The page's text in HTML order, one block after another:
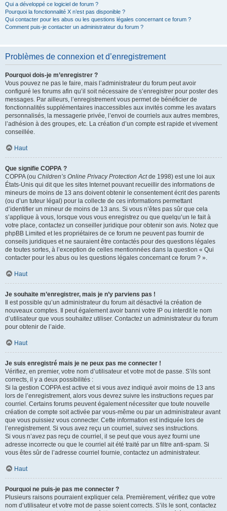
Qui a développé ce logiciel de forum ?
Pourquoi la fonctionnalité X n’est pas disponible ?
Qui contacter pour les abus ou les questions légales concernant ce forum ?
Comment puis-je contacter un administrateur du forum ?
Problèmes de connexion et d’enregistrement
Pourquoi dois-je m’enregistrer ?
Vous pouvez ne pas le faire, mais l’administrateur du forum peut avoir
configuré les forums afin qu’il soit nécessaire de s’enregistrer pour poster des
messages. Par ailleurs, l’enregistrement vous permet de bénéficier de
fonctionnalités supplémentaires inaccessibles aux invités comme les avatars
personnalisés, la messagerie privée, l’envoi de courriels aux autres membres,
l’adhésion à des groupes, etc. La création d’un compte est rapide et vivement
conseillée.
Haut
Que signifie COPPA ?
COPPA (ou Children’s Online Privacy Protection Actde 1998) est une loi aux
États-Unis qui dit que les sites Internet pouvant recueillir des informations de
mineurs de moins de 13 ans doivent obtenir le consentement écrit des parents
(ou d’un tuteur légal) pour la collecte de ces informations permettant
d’identifier un mineur de moins de 13 ans. Si vous n’êtes pas sûr que cela
s’applique à vous, lorsque vous vous enregistrez ou que quelqu’un le fait à
votre place, contactez un conseiller juridique pour obtenir son avis. Notez que
phpBB Limited et les propriétaires de ce forum ne peuvent pas fournir de
conseils juridiques et ne sauraient être contactés pour des questions légales
de toutes sortes, à l’exception de celles mentionnées dans la question « Qui
contacter pour les abus ou les questions légales concernant ce forum ? ».
Haut
Je souhaite m’enregistrer, mais je n’y parviens pas !
Il est possible qu’un administrateur du forum ait désactivé la création de
nouveaux comptes. Il peut également avoir banni votre IP ou interdit le nom
d’utilisateur que vous souhaitez utiliser. Contactez un administrateur du forum
pour obtenir de l’aide.
Haut
Je suis enregistré mais je ne peux pas me connecter !
Vérifiez, en premier, votre nom d’utilisateur et votre mot de passe. S’ils sont
corrects, il y a deux possibilités :
Si la gestion COPPA est active et si vous avez indiqué avoir moins de 13 ans
lors de l’enregistrement, alors vous devrez suivre les instructions reçues par
courriel. Certains forums peuvent également nécessiter que toute nouvelle
création de compte soit activée par vous-même ou par un administrateur avant
que vous puissiez vous connecter. Cette information est indiquée lors de
l’enregistrement. Si vous avez reçu un courriel, suivez ses instructions.
Si vous n’avez pas reçu de courriel, il se peut que vous ayez fourni une
adresse incorrecte ou que le courriel ait été traité par un filtre anti-spam. Si
vous êtes sûr de l’adresse courriel fournie, contactez un administrateur.
Haut
Pourquoi ne puis-je pas me connecter ?
Plusieurs raisons pourraient expliquer cela. Premièrement, vérifiez que votre
nom d’utilisateur et votre mot de passe soient corrects. S’ils le sont, contactez